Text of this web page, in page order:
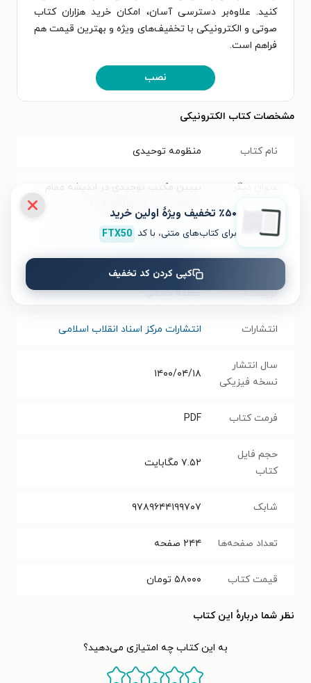
کنید. علاوه‌بر دسترسی آسان، امکان خرید هزاران کتاب
صوتی و الکترونیکی با تخفیف‌های ویژه و بهترین قیمت هم
فراهم است.
نصب
مشخصات کتاب الکترونیکی
نام کتاب منظومه توحیدی
عنوان دیگر
تبیین مکتب توحیدی در اندیشه مقام
معظم رهبری (مدظله‌العالی)
موضوع علوم سیاسی و روابط بین‌الملل
عقاید،اخلاق اسلامی
نویسنده عاطفه خادمی
انتشارات انتشارات مرکز اسناد انقلاب اسلامی
سال انتشار
نسخه فیزیکی
۱۴۰۰/۰۴/۱۸
فرمت کتاب PDF
حجم فایل
کتاب
۷.۵۲ مگابایت
شابک ۹۷۸۹۶۴۴۱۹۹۷۰۷
تعداد صفحه‌ها ۲۴۴ صفحه
قیمت کتاب ۵۸۰۰۰ تومان
نظر شما دربارهٔ این کتاب
به این کتاب چه امتیازی می‌دهید؟
٪۵۰ تخفیف ویژۀ اولین خرید
برای کتاب‌های متنی، با کد FTX50
کپی کردن کد تخفیف